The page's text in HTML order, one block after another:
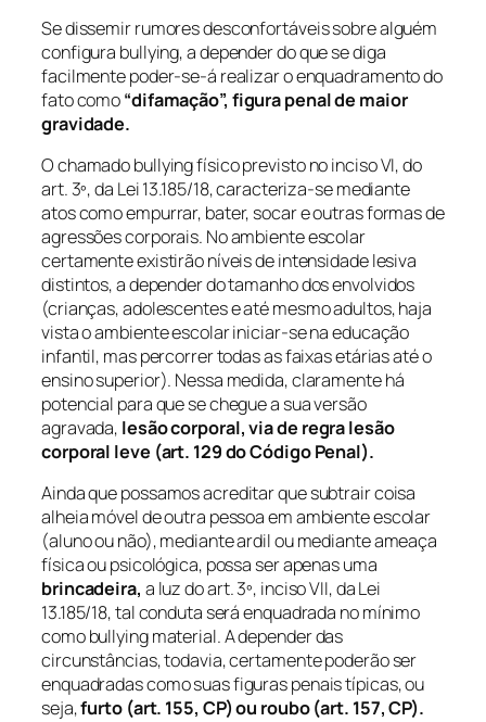
Se dissemir rumores desconfortáveis sobre alguém
configura bullying,a depender do que se diga
facilmente poder-se-á realizar o enquadramento do
fato como“difamação”, figura penal de maior
gravidade.
O chamadobullyingfísico previsto no inciso VI, do
art. 3º, da Lei 13.185/18, caracteriza-se mediante
atos como empurrar, bater, socar e outras formas de
agressões corporais. No ambiente escolar
certamente existirão níveis de intensidade lesiva
distintos, a depender do tamanho dos envolvidos
(crianças, adolescentes e até mesmo adultos, haja
vista o ambiente escolar iniciar-se na educação
infantil, mas percorrer todas as faixas etárias até o
ensino superior). Nessa medida, claramente há
potencial para que se chegue a sua versão
agravada, lesão corporal, via de regra lesão
corporal leve (art. 129 do Código Penal).
Ainda que possamos acreditar que subtrair coisa
alheia móvel de outra pessoa em ambiente escolar
(aluno ou não), mediante ardil ou mediante ameaça
física ou psicológica, possa ser apenas uma
brincadeira, a luz do art. 3º, inciso VII, da Lei
13.185/18, tal conduta será enquadrada no mínimo
comobullyingmaterial. A depender das
circunstâncias, todavia, certamente poderão ser
enquadradas como suas figuras penais típicas, ou
seja,furto (art. 155, CP) ou roubo (art. 157, CP).